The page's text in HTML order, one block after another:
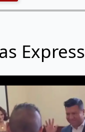
Express